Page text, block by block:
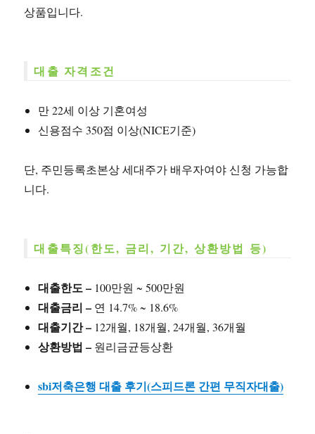
상품입니다.
대출 자격조건
만 22세 이상 기혼여성
신용점수 350점 이상(NICE기준)
단, 주민등록초본상 세대주가 배우자여야 신청 가능합
니다.
대출특징(한도, 금리, 기간, 상환방법 등)
대출한도 – 100만원 ~ 500만원
대출금리 – 연 14.7% ~ 18.6%
대출기간 – 12개월, 18개월, 24개월, 36개월
상환방법 – 원리금균등상환
sbi저축은행 대출 후기(스피드론 간편 무직자대출)